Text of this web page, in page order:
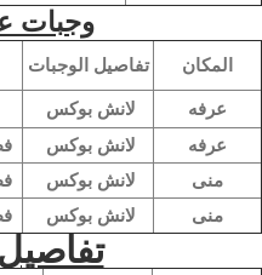
وجبات
المكان تفاصيل الوجبات
عرفه لانش بوكس
عرفه
لانش بوكس
منى
لانش بوكس
منى
لانش بوكس